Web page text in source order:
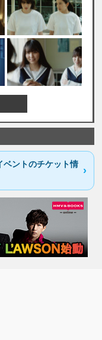
ベントのチケット情